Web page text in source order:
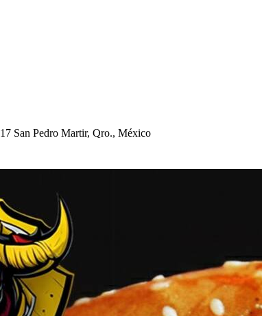
San Pedro Martir, Qro., México